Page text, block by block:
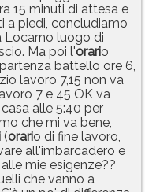
15 minuti di attesa e
a piedi, concludiamo
Locarno luogo di
Ma poi l'orario
battello ore 6,
lavoro 7,15 non va
7 e 45 OK va
alle 5:40 per
che mi va bene,
(orario di fine lavoro,
all'imbarcadero e
mie esigenze??
che vanno a